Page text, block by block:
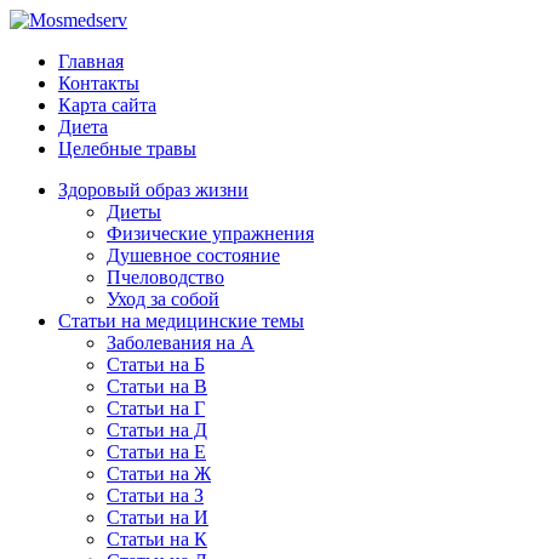
Главная
Контакты
Карта сайта
Диета
Целебные травы
Здоровый образ жизни
Диеты
Физические упражнения
Душевное состояние
Пчеловодство
Уход за собой
Статьи на медицинские темы
Заболевания на А
Статьи на Б
Статьи на В
Статьи на Г
Статьи на Д
Статьи на Е
Статьи на Ж
Статьи на З
Статьи на И
Статьи на К